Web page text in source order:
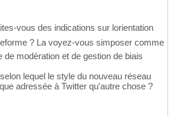
vous des indications sur lorientation
? La voyez-vous simposer comme
de modération et de gestion de biais
lequel le style du nouveau réseau
adressée à Twitter qu'autre chose ?